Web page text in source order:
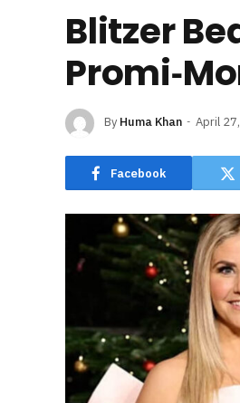
Blitzer
By Huma Khan April
Facebook